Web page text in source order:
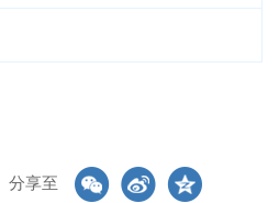
分享至